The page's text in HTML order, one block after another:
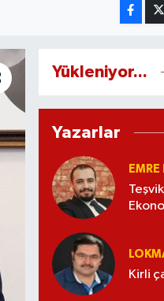
Yükleniyor...
Yazarlar
Kirli